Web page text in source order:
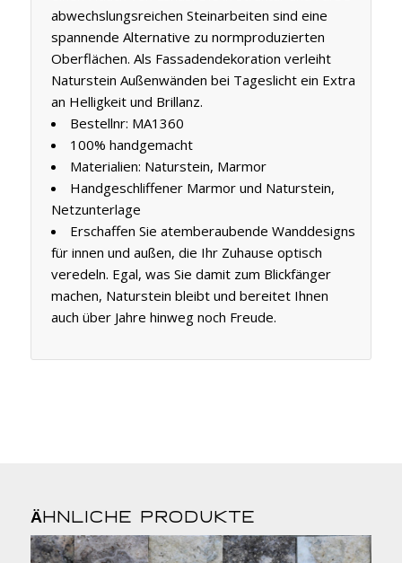
abwechslungsreichen Steinarbeiten sind eine
spannende Alternative zu normproduzierten
Oberflächen. Als Fassadendekoration verleiht
Naturstein Außenwänden bei Tageslicht ein Extra
an Helligkeit und Brillanz.
Bestellnr: MA1360
100% handgemacht
Materialien: Naturstein, Marmor
Handgeschliffener Marmor und Naturstein,
Netzunterlage
Erschaffen Sie atemberaubende Wanddesigns
für innen und außen, die Ihr Zuhause optisch
veredeln. Egal, was Sie damit zum Blickfänger
machen, Naturstein bleibt und bereitet Ihnen
auch über Jahre hinweg noch Freude.
Ähnliche Produkte